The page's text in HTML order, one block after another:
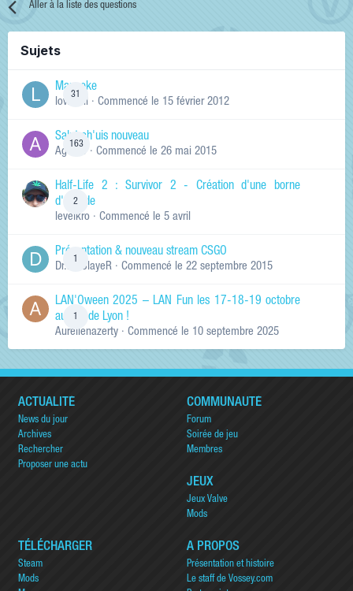
Aller à la liste des questions
Sujets
31
Manneke
lowskill · Commencé le 15 février 2012
163
Salut ch'uis nouveau
Ag0Nie · Commencé le 26 mai 2015
2
Half-Life 2 : Survivor 2 - Création d'une borne
d'arcade
levelkro · Commencé le 5 avril
Présentation & nouveau stream CSGO
Dr.KinSlayeR · Commencé le 22 septembre 2015
LAN'Oween 2025 – LAN Fun les 17-18-19 octobre
au sud de Lyon !
Aurelienazerty · Commencé le 10 septembre 2025
ACTUALITÉ
News du jour
Archives
Rechercher
Proposer une actu
COMMUNAUTÉ
Forum
Soirée de jeu
Membres
JEUX
Jeux Valve
Mods
TÉLÉCHARGER
Steam
Mods
A PROPOS
Présentation et histoire
Le staff de Vossey.com